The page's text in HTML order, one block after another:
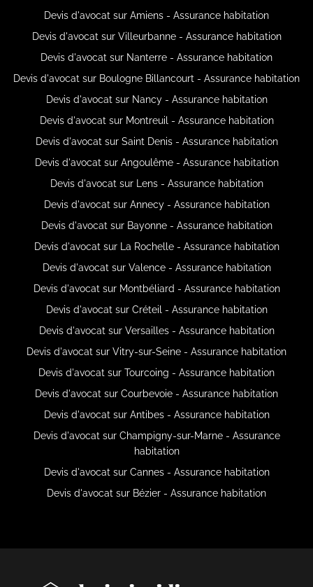
Devis d'avocat sur Amiens - Assurance habitation
Devis d'avocat sur Villeurbanne - Assurance habitation
Devis d'avocat sur Nanterre - Assurance habitation
Devis d'avocat sur Boulogne Billancourt - Assurance habitation
Devis d'avocat sur Nancy - Assurance habitation
Devis d'avocat sur Montreuil - Assurance habitation
Devis d'avocat sur Saint Denis - Assurance habitation
Devis d'avocat sur Angoulême - Assurance habitation
Devis d'avocat sur Lens - Assurance habitation
Devis d'avocat sur Annecy - Assurance habitation
Devis d'avocat sur Bayonne - Assurance habitation
Devis d'avocat sur La Rochelle - Assurance habitation
Devis d'avocat sur Valence - Assurance habitation
Devis d'avocat sur Montbéliard - Assurance habitation
Devis d'avocat sur Créteil - Assurance habitation
Devis d'avocat sur Versailles - Assurance habitation
Devis d'avocat sur Vitry-sur-Seine - Assurance habitation
Devis d'avocat sur Tourcoing - Assurance habitation
Devis d'avocat sur Courbevoie - Assurance habitation
Devis d'avocat sur Antibes - Assurance habitation
Devis d'avocat sur Champigny-sur-Marne - Assurance
habitation
Devis d'avocat sur Cannes - Assurance habitation
Devis d'avocat sur Bézier - Assurance habitation